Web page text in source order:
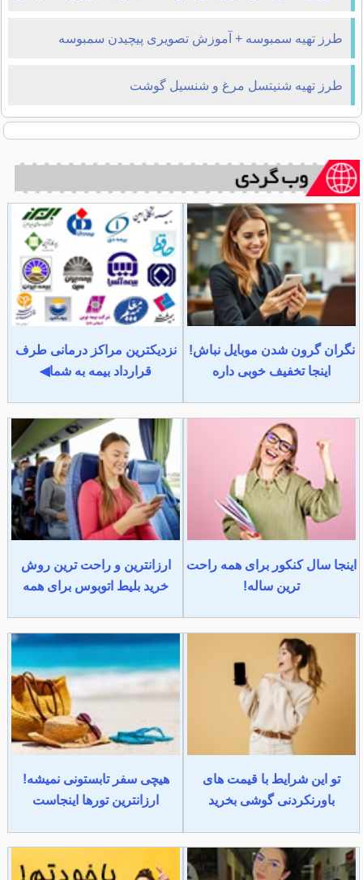
طرز تهیه سمبوسه + آموزش تصویری پیچیدن سمبوسه
طرز تهیه شنیتسل مرغ و شنسیل گوشت
نگران گرون شدن موبایل نباش!
اینجا تخفیف خوبی داره
نزدیکترین مراکز درمانی طرف
قرارداد بیمه به شما◀
اینجا سال کنکور برای همه راحت
ترین ساله!
ارزانترین و راحت ترین روش
خرید بلیط اتوبوس برای همه
تو این شرایط با قیمت های
باورنکردنی گوشی بخرید
هیچی سفر تابستونی نمیشه!
ارزانترین تورها اینجاست